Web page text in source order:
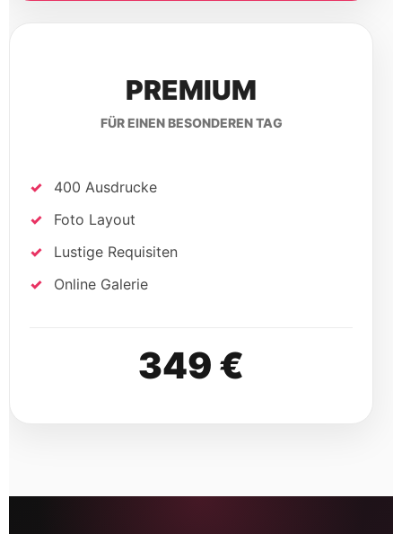
PREMIUM
FÜR EINEN BESONDEREN TAG
400 Ausdrucke
Foto Layout
Lustige Requisiten
Online Galerie
349 €